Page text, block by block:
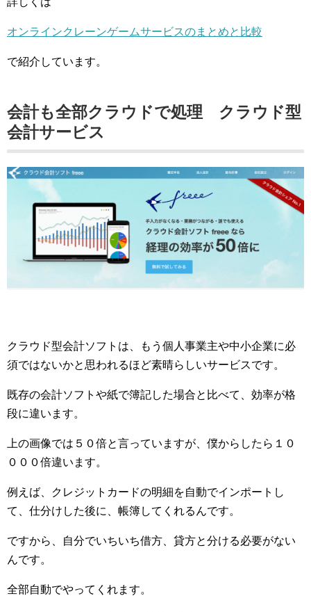
オンラインクレーンゲームサービスのまとめと比較
で紹介しています。
会計も全部クラウドで処理 クラウド型
会計サービス
クラウド型会計ソフトは、もう個人事業主や中小企業に必
須ではないかと思われるほど素晴らしいサービスです。
既存の会計ソフトや紙で簿記した場合と比べて、効率が格
段に違います。
上の画像では５０倍と言っていますが、僕からしたら１０
０００倍違います。
例えば、クレジットカードの明細を自動でインポートし
て、仕分けした後に、帳簿してくれるんです。
ですから、自分でいちいち借方、貸方と分ける必要がない
んです。
全部自動でやってくれます。